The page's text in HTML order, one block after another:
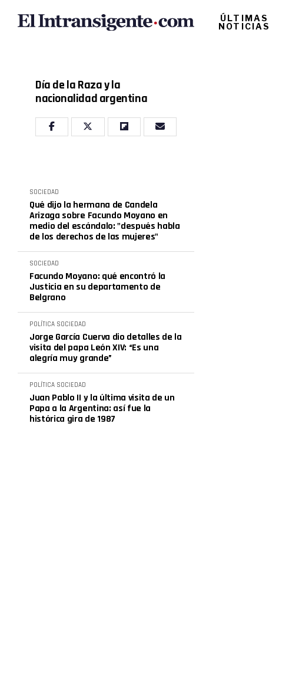
ÚLTIMAS
NOTICIAS
Día de la Raza y la
nacionalidad argentina
SOCIEDAD
Qué dijo la hermana de Candela
Arizaga sobre Facundo Moyano en
medio del escándalo: "después habla
de los derechos de las mujeres"
SOCIEDAD
Facundo Moyano: qué encontró la
Justicia en su departamento de
Belgrano
POLÍTICA SOCIEDAD
Jorge García Cuerva dio detalles de la
visita del papa León XIV: “Es una
alegría muy grande”
POLÍTICA SOCIEDAD
Juan Pablo II y la última visita de un
Papa a la Argentina: así fue la
histórica gira de 1987